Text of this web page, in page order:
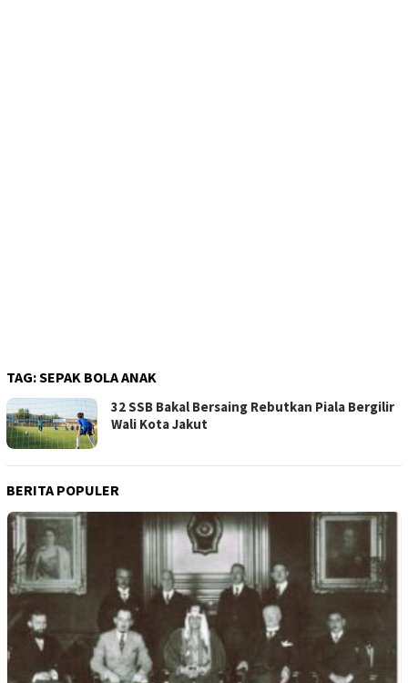
TAG:SEPAK BOLA ANAK
32 SSB Bakal Bersaing Rebutkan Piala Bergilir
Wali Kota Jakut
BERITA POPULER